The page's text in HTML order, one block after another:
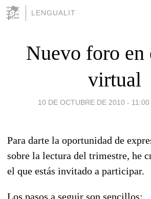
LENGUALIT
Nuevo foro en
virtual
10 DE OCTUBRE DE 2010 - 11:00
Para darte la oportunidad de
sobre la lectura del trimestre, he
el que estás invitado a participar.
Los pasos a seguir son sencillos: